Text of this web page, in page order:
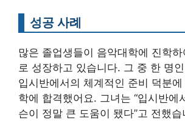
성공 사례
많은 졸업생들이 음악대학에 진학
로 성장하고 있습니다. 그 중 한 명
입시반에서의 체계적인 준비 덕분
학에 합격했어요. 그녀는 “입시반에
슨이 정말 큰 도움이 됐다”고 전했습